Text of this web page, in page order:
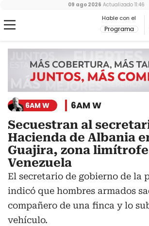
Hable con el
Programa
09 ago 2026 Actualizado 11:46
6AM W 6AM W
Secuestran al
Hacienda de Albania
Guajira, zona
Venezuela
El secretario de gobierno de la
indicó que hombres armados
compañero de una finca y lo
vehículo.